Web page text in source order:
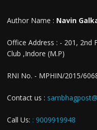
Author Name : Navin
Office Address : - 201, 2nd
Club ,Indore (M.P)
RNI No. - MPHIN/2015/
Contact us :
Call Us: : 9009919948